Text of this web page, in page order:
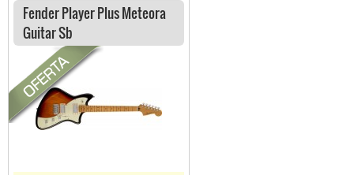
Fender Player Plus Meteora
Guitar Sb